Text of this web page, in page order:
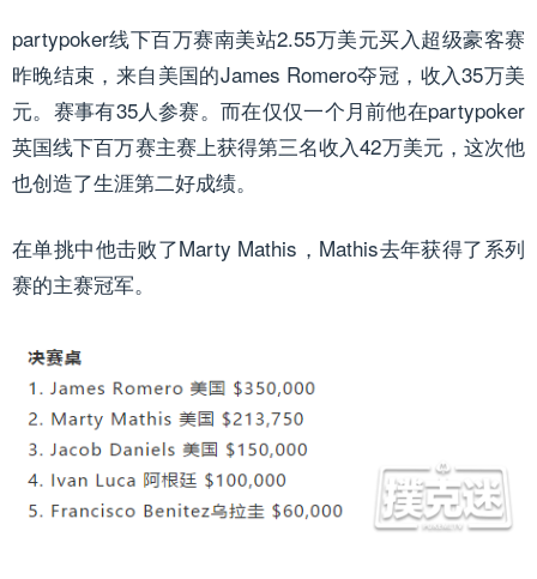
partypoker线下百万赛南美站2.55万美元买入超级豪客赛
昨晚结束，来自美国的James Romero夺冠，收入35万美
元。赛事有35人参赛。而在仅仅一个月前他在partypoker
英国线下百万赛主赛上获得第三名收入42万美元，这次他
也创造了生涯第二好成绩。
在单挑中他击败了Marty Mathis，Mathis去年获得了系列
赛的主赛冠军。